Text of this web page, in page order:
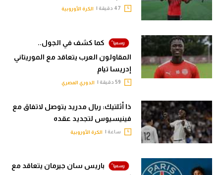
الكرة الأوروبية
كما كشف في الجول..
المقاولون العرب يتعاقد مع الموريتاني
إدريسا تيام
الدوري المصري
ذا أثلتيك: ريال مدريد يتوصل لاتفاق مع
فينيسيوس لتجديد عقده
ساعة | الكرة الأوروبية
باريس سان جيرمان يتعاقد مع